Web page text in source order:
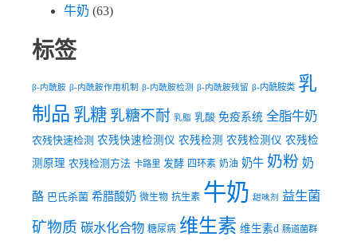
牛奶 (63)
标签
β-内酰胺 β-内酰胺作用机制 β-内酰胺检测 β-内酰胺残留 β-内酰胺类 乳
制品 乳糖 乳糖不耐 乳脂 乳酸 免疫系统 全脂牛奶
农残快速检测 农残快速检测仪 农残检测 农残检测仪 农残检
测原理 农残检测方法 卡路里 发酵 四环素 奶油 奶牛 奶粉 奶
酪 巴氏杀菌 希腊酸奶 微生物 抗生素 牛奶 甜味剂 益生菌
矿物质 碳水化合物 糖尿病 维生素 维生素d 肠道菌群